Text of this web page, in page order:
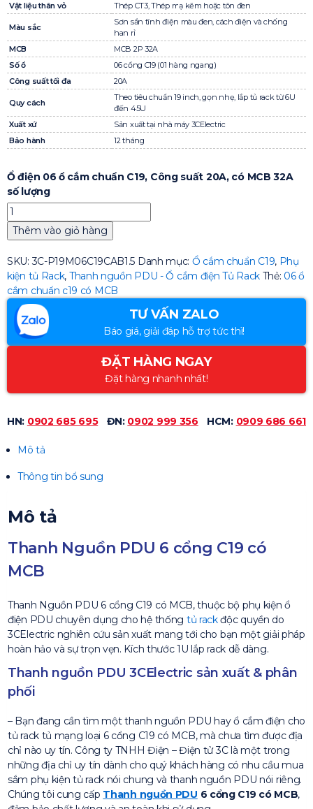
Vật liệu thân vỏ
Thép CT3, Thép mạ kẽm hoặc tôn đen
Màu sắc
Sơn sần tĩnh điện màu đen, cách điện và chống
han rỉ
MCB
MCB 2P 32A
Số ổ
06 cổng C19 (01 hàng ngang)
Công suất tối đa
20A
Quy cách
Theo tiêu chuẩn 19 inch, gọn nhẹ, lắp tủ rack từ 6U
đến 45U
Xuất xứ
Sản xuất tại nhà máy 3CElectric
Bảo hành
12 tháng
Ổ điện 06 ổ cắm chuẩn C19, Công suất 20A, có MCB 32A
số lượng
Thêm vào giỏ hàng
SKU:3C-P19M06C19CAB1.5 Danh mục: Ổ cắm chuẩn C19, Phụ
kiện tủ Rack, Thanh nguồn PDU - Ổ cắm điện Tủ Rack Thẻ: 06 ổ
cắm chuẩn c19 có MCB
TƯ VẤN ZALO
Báo giá, giải đáp hỗ trợ tức thì!
ĐẶT HÀNG NGAY
Đặt hàng nhanh nhất!
HN: 0902 685 695 ĐN: 0902 999 356 HCM: 0909 686 661
Mô tả
Thông tin bổ sung
Mô tả
Thanh Nguồn PDU 6 cổng C19 có
MCB
Thanh Nguồn PDU 6 cổng C19 có MCB, thuộc bộ phụ kiện ổ
điện PDU chuyên dụng cho hệ thống tủ rackđộc quyền do
3CElectric nghiên cứu sản xuất mang tới cho bạn một giải pháp
hoàn hảo và sự trọn vẹn. Kích thước 1U lắp rack dễ dàng.
Thanh nguồn PDU 3CElectric sản xuất & phân
phối
– Bạn đang cần tìm một thanh nguồn PDU hay ổ cắm điện cho
tủ rack tủ mạng loại 6 cổng C19 có MCB, mà chưa tìm được địa
chỉ nào uy tín. Công ty TNHH Điện – Điện tử 3C là một trong
những địa chỉ uy tín dành cho quý khách hàng có nhu cầu mua
sắm phụ kiện tủ rack nói chung và thanh nguồn PDU nói riêng.
Chúng tôi cung cấp Thanh nguồn PDU 6 cổng C19 có MCB,